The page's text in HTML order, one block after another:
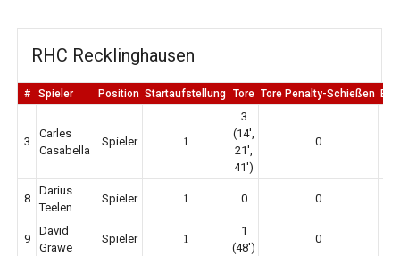
RHC Recklinghausen
# Spieler Position Startaufstellung Tore Tore Penalty-Schießen
3
Carles
Casabella
Spieler 1
3
(14',
21',
41')
0
8
Darius
Teelen
Spieler 1 0 0
9
David
Grawe
Spieler 1
1
(48')
0